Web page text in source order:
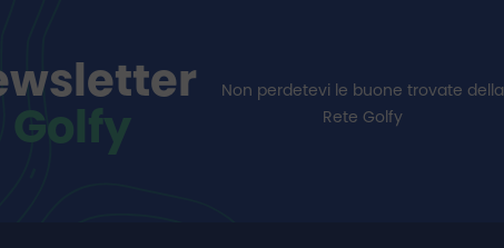
Golfy
Non perdetevi le buone trovate della
Rete Golfy